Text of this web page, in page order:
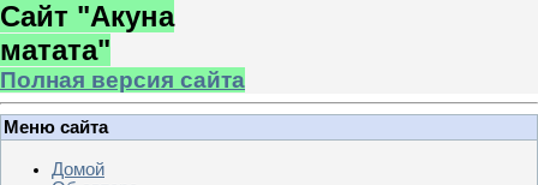
Сайт "Акуна
матата"
Полная версия сайта
Меню сайта
Домой